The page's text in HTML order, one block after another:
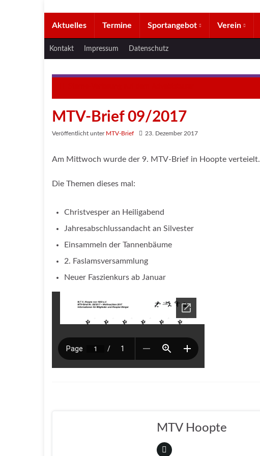
Aktuelles Termine Sportangebot Verein
Kontakt Impressum Datenschutz
MTV-Brief 09/2017
Veröffentlicht unter MTV-Brief 23. Dezember 2017
Am Mittwoch wurde der 9. MTV-Brief in Hoopte verteielt.
Die Themen dieses mal:
Christvesper an Heiligabend
Jahresabschlussandacht an Silvester
Einsammeln der Tannenbäume
2. Faslamsversammlung
Neuer Faszienkurs ab Januar
MTV Hoopte